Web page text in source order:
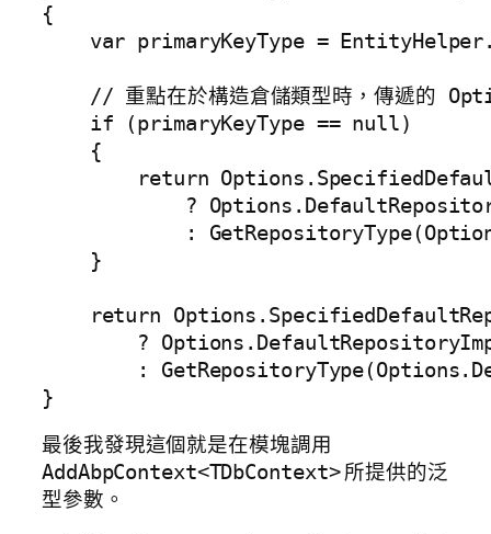
{
var primaryKeyType =
// 重點在於構造倉儲類型時，傳遞的
    if (primaryKeyType == null)
    {
return
?
:
    }
return
?
:
}
最後我發現這個就是在模塊調用
AddAbpContext<TDbContext>所提供的泛
型參數。